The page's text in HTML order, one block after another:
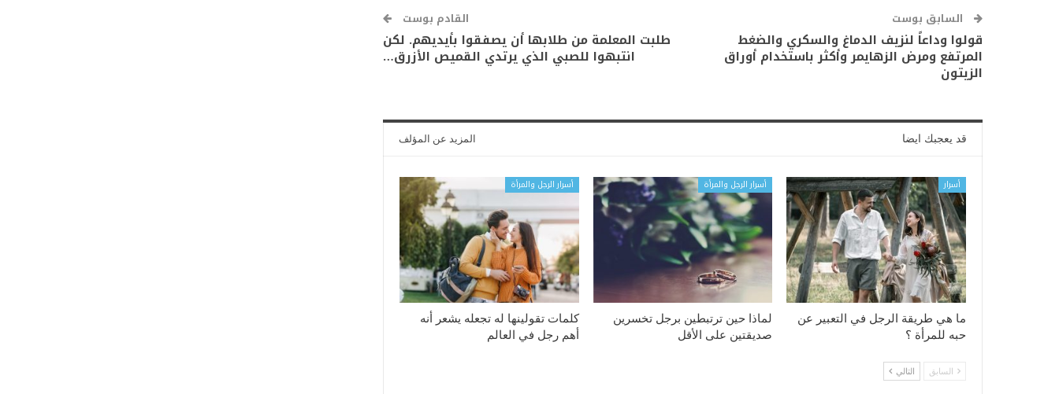
السابق بوست
قولوا وداعاً لنزيف الدماغ والسكري والضغط
المرتفع ومرض الزهايمر وأكثر باستخدام أوراق
الزيتون
القادم بوست
طلبت المعلمة من طلابها أن يصفقوا بأيديهم. لكن
انتبهوا للصبي الذي يرتدي القميص الأزرق…
قد يعجبك ايضا المزيد عن المؤلف
أسرار
ما هي طريقة الرجل في التعبير عن
حبه للمرأة ؟
أسرار الرجل والمرأة
لماذا حين ترتبطين برجل تخسرين
صديقتين على الأقل
أسرار الرجل والمرأة
كلمات تقولينها له تجعله يشعر أنه
أهم رجل في العالم
السابق التالي